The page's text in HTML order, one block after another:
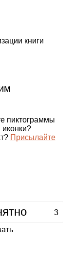
книги
пиктограммы
иконки?
Присылайте
3